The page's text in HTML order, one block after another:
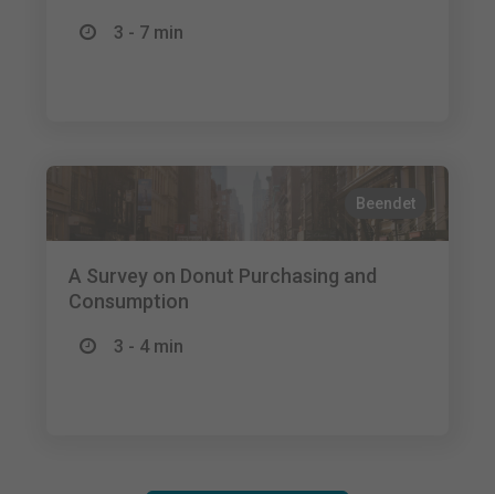
3 - 7 min
Beendet
A Survey on Donut Purchasing and
Consumption
3 - 4 min